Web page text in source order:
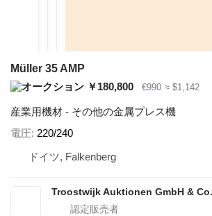
Müller 35 AMP
￥180,800
€990 ≈ $1,142
産業用機材 - その他の金属プレス機
電圧 220/240
ドイツ, Falkenberg
Troostwijk Auktionen GmbH &